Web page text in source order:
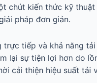
chút kiến thức kỹ
pháp đơn giản.
tiếp và khả năng
lại sự tiện lợi hơn do
cải thiện hiệu suất tải